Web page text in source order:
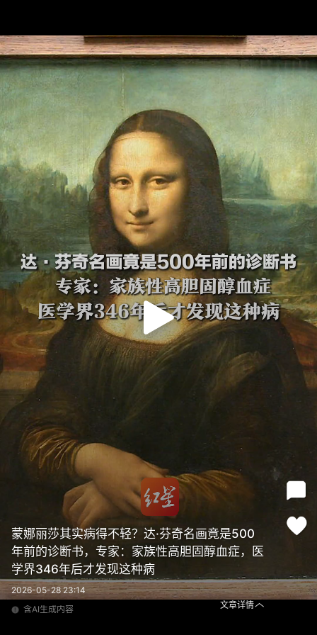
蒙娜丽莎其实病得不轻？达·芬奇名画竟是500
年前的诊断书，专家：家族性高胆固醇血症，医
学界346年后才发现这种病
2026-05-28 23:14
含AI生成内容
文章详情